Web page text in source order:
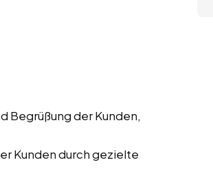
Begrüßung der Kunden,
Kunden durch gezielte